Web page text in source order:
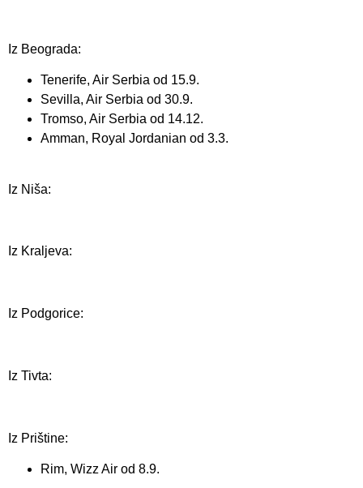
Iz Beograda:
Tenerife, Air Serbia od 15.9.
Sevilla, Air Serbia od 30.9.
Tromso, Air Serbia od 14.12.
Amman, Royal Jordanian od 3.3.
Iz Niša:
Iz Kraljeva:
Iz Podgorice:
Iz Tivta:
Iz Prištine:
Rim, Wizz Air od 8.9.